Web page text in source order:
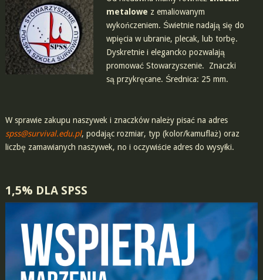
metalowe z emaliowanym
wykończeniem. Świetnie nadają się do
wpięcia w ubranie, plecak, lub torbę.
Dyskretnie i elegancko pozwalają
promować Stowarzyszenie. Znaczki
są przykręcane. Średnica: 25 mm.
W sprawie zakupu naszywek i znaczków należy pisać na adres
spss@survival.edu.pl, podając rozmiar, typ (kolor/kamuflaż) oraz
liczbę zamawianych naszywek, no i oczywiście adres do wysyłki.
1,5% DLA SPSS